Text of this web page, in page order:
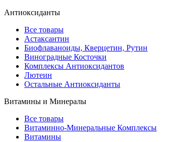
Антиоксиданты
Все товары
Астаксантин
Биофлаваноиды, Кверцетин, Рутин
Виноградные Косточки
Комплексы Антиоксидантов
Лютеин
Остальные Антиоксиданты
Витамины и Минералы
Все товары
Витаминно-Минеральные Комплексы
Витамины